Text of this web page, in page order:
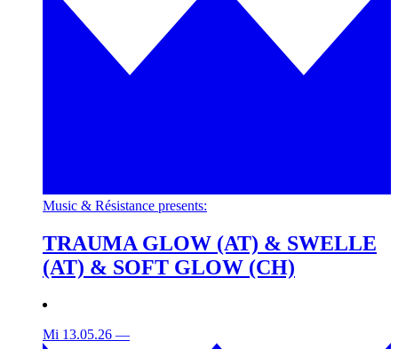
Music & Résistance presents:
TRAUMA GLOW (AT) & SWELLE
(AT) & SOFT GLOW (CH)
Mi 13.05.26 —